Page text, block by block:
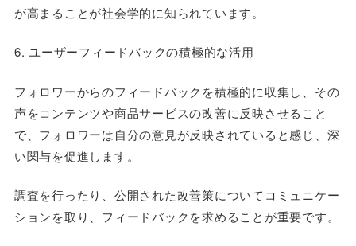
が高まることが社会学的に知られています。
6. ユーザーフィードバックの積極的な活用
フォロワーからのフィードバックを積極的に収集し、その
声をコンテンツや商品サービスの改善に反映させること
で、フォロワーは自分の意見が反映されていると感じ、深
い関与を促進します。
調査を行ったり、公開された改善策についてコミュニケー
ションを取り、フィードバックを求めることが重要です。